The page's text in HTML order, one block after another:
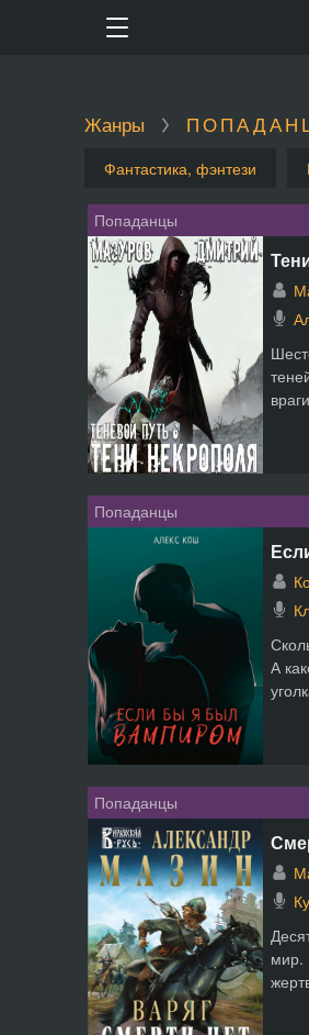
Жанры
Фантастика, фэнтези
Попаданцы
Попаданцы
А
Попаданцы
мир.